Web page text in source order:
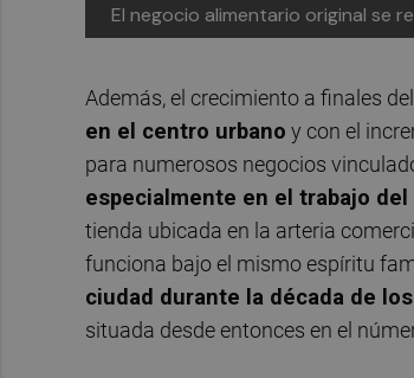
El negocio alimentario original se
Además, el crecimiento a finales
en el centro urbano y con el
para numerosos negocios
especialmente en el trabajo
tienda ubicada en la arteria
funciona bajo el mismo espíritu
ciudad durante la década de
situada desde entonces en el